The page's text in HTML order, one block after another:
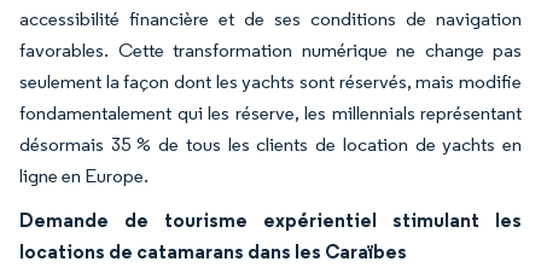
accessibilité financière et de ses conditions de navigation
favorables. Cette transformation numérique ne change pas
seulement la façon dont les yachts sont réservés, mais modifie
fondamentalement qui les réserve, les millennials représentant
désormais 35 % de tous les clients de location de yachts en
ligne en Europe.
Demande de tourisme expérientiel stimulant les
locations de catamarans dans les Caraïbes